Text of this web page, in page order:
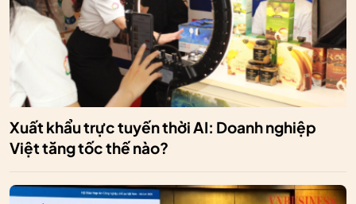
Xuất khẩu trực tuyến thời AI: Doanh nghiệp
Việt tăng tốc thế nào?